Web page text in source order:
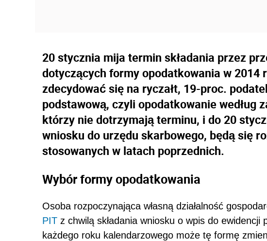
20 stycznia mija termin składania przez
dotyczących formy opodatkowania w 2014
zdecydować się na ryczałt, 19-proc.
podstawową, czyli opodatkowanie według
którzy nie dotrzymają terminu, i do 20
wniosku do urzędu skarbowego, będą się
stosowanych w latach poprzednich.
Wybór formy opodatkowania
Osoba rozpoczynająca własną działalność
PIT z chwilą składania wniosku o wpis do ewidencji
każdego roku kalendarzowego może tę formę